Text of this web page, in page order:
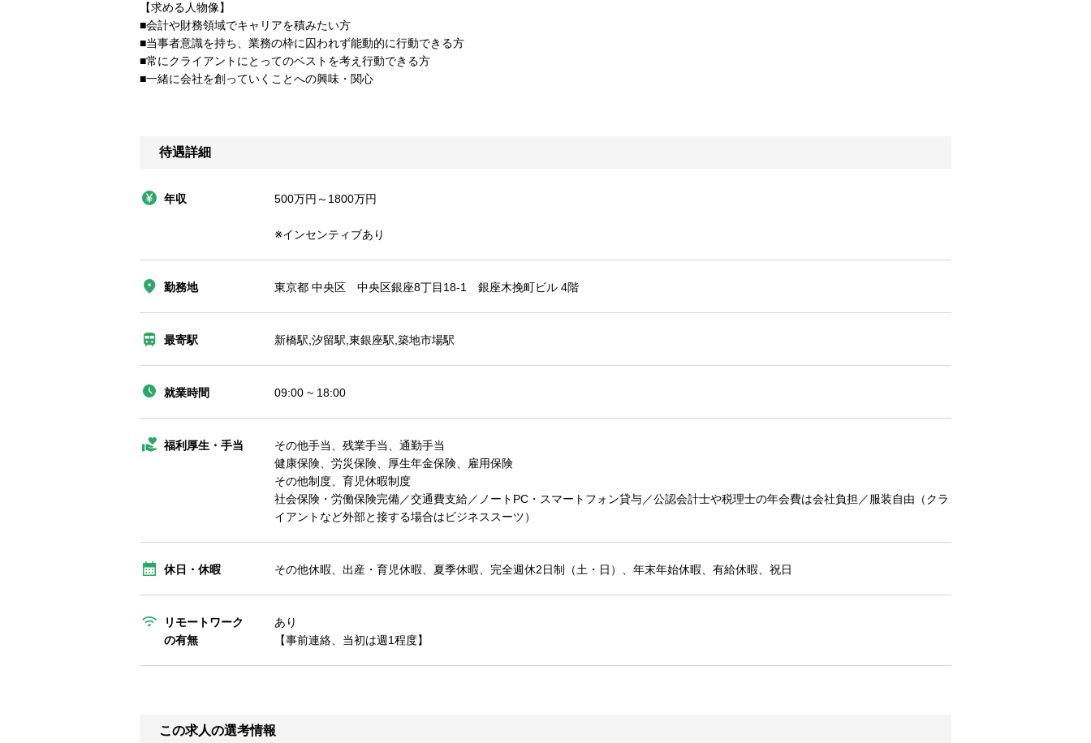
【求める人物像】
■会計や財務領域でキャリアを積みたい方
■当事者意識を持ち、業務の枠に囚われず能動的に行動できる方
■常にクライアントにとってのベストを考え行動できる方
■一緒に会社を創っていくことへの興味・関心
待遇詳細
年収 500万円～1800万円
※インセンティブあり
勤務地 東京都 中央区 中央区銀座8丁目18-1 銀座木挽町ビル 4階
最寄駅 新橋駅,汐留駅,東銀座駅,築地市場駅
就業時間 09:00 ~ 18:00
福利厚生・手当
その他手当、残業手当、通勤手当
健康保険、労災保険、厚生年金保険、雇用保険
その他制度、育児休暇制度
社会保険・労働保険完備／交通費支給／ノートPC・スマートフォン貸与／公認会計士や税理士の年会費は会社負担／服装自由（クラ
イアントなど外部と接する場合はビジネススーツ）
休日・休暇 その他休暇、出産・育児休暇、夏季休暇、完全週休2日制（土・日）、年末年始休暇、有給休暇、祝日
リモートワーク
の有無
あり
【事前連絡、当初は週1程度】
この求人の選考情報